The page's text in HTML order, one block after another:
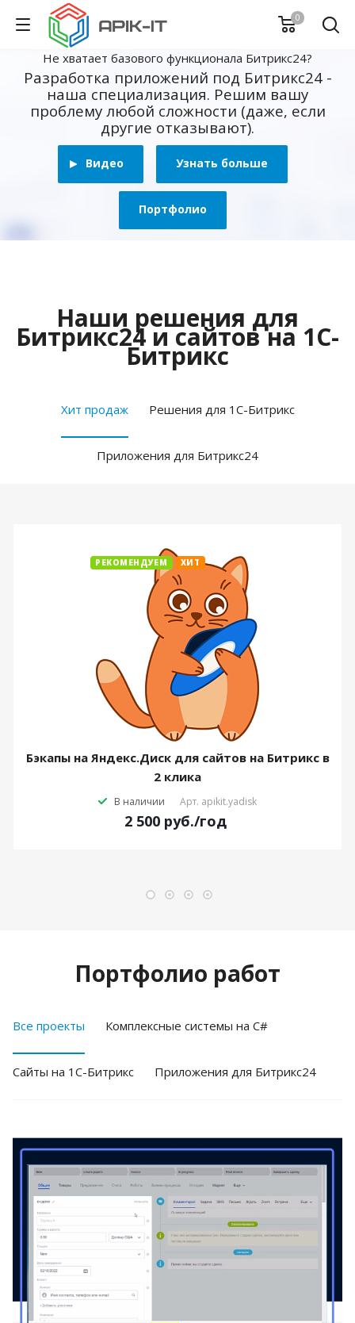
0
Не хватает базового функционала Битрикс24?
Разработка приложений под Битрикс24 -
наша специализация. Решим вашу
проблему любой сложности (даже, если
другие отказывают).
Видео Узнать больше
Портфолио
Наши решения для
Битрикс24 и сайтов на 1С-
Битрикс
Хит продаж Решения для 1С-Битрикс
Приложения для Битрикс24
РЕКОМЕНДУЕМ ХИТ
Бэкапы на Яндекс.Диск для сайтов на Битрикс в
2 клика
В наличии Арт. apikit.yadisk
2 500 руб./год
Портфолио работ
Все проекты Комплексные системы на C#
Cайты на 1С-Битрикс Приложения для Битрикс24
Смотреть проект